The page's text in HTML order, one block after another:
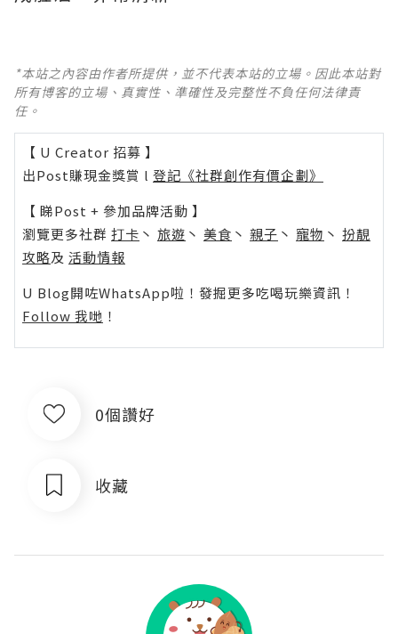
*本站之內容由作者所提供，並不代表本站的立場。因此本站對
所有博客的立場、真實性、準確性及完整性不負任何法律責
任。
【 U Creator 招募 】
出Post賺現金獎賞 l 登記《社群創作有價企劃》
【 睇Post + 參加品牌活動 】
瀏覽更多社群 打卡 丶 旅遊 丶 美食 丶 親子 丶 寵物 丶 扮靚
攻略及 活動情報
U Blog開咗WhatsApp啦！發掘更多吃喝玩樂資訊！
Follow 我哋 ！
0個讚好
收藏